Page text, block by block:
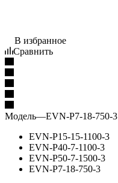
В избранное
Сравнить
Модель—EVN-P7-18-750-3
EVN-P15-15-1100-3
EVN-P40-7-1100-3
EVN-P50-7-1500-3
EVN-P7-18-750-3